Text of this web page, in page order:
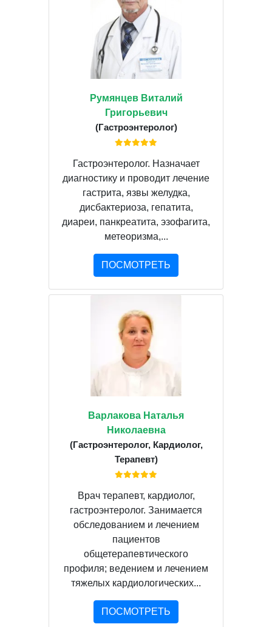
Румянцев Виталий
Григорьевич
(Гастроэнтеролог)
Гастроэнтеролог. Назначает
диагностику и проводит лечение
гастрита, язвы желудка,
дисбактериоза, гепатита,
диареи, панкреатита, эзофагита,
метеоризма,...
ПОСМОТРЕТЬ
Варлакова Наталья
Николаевна
(Гастроэнтеролог, Кардиолог,
Терапевт)
Врач терапевт, кардиолог,
гастроэнтеролог. Занимается
обследованием и лечением
пациентов
общетерапевтического
профиля; ведением и лечением
тяжелых кардиологических...
ПОСМОТРЕТЬ